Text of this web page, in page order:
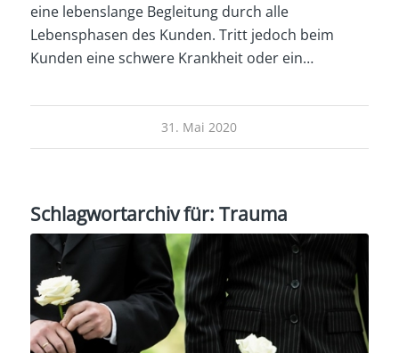
eine lebenslange Begleitung durch alle
Lebensphasen des Kunden. Tritt jedoch beim
Kunden eine schwere Krankheit oder ein…
31. Mai 2020
Schlagwortarchiv für: Trauma